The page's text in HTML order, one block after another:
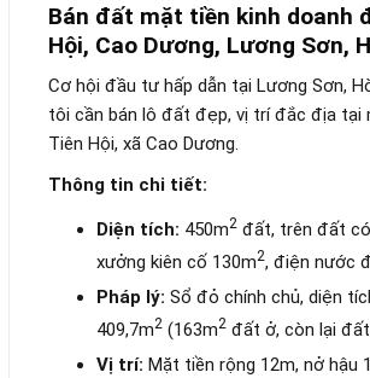
Bán đất mặt tiền kinh doanh
Hội, Cao Dương, Lương Sơn,
Cơ hội đầu tư hấp dẫn tại Lương Sơn,
tôi cần bán lô đất đẹp, vị trí đắc địa tại
Tiên Hội, xã Cao Dương.
Thông tin chi tiết:
Diện tích: 450m2đất, trên đất có
xưởng kiên cố 130m2, điện nước
Pháp lý: Sổ đỏ chính chủ, diện
409,7m2(163m2đất ở, còn lại đất
Vị trí: Mặt tiền rộng 12m, nở hậu